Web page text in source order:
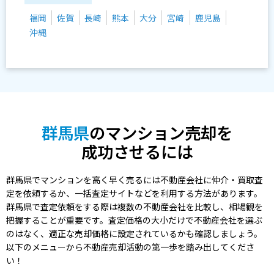
福岡 佐賀 長崎 熊本 大分 宮崎
鹿児島
沖縄
群馬県のマンション売却を
成功させるには
群馬県でマンションを高く早く売るには不動産会社に仲介・買取査
定を依頼するか、一括査定サイトなどを利用する方法があります。
群馬県で査定依頼をする際は複数の不動産会社を比較し、相場観を
把握することが重要です。査定価格の大小だけで不動産会社を選ぶ
のはなく、適正な売却価格に設定されているかも確認しましょう。
以下のメニューから不動産売却活動の第一歩を踏み出してくださ
い！